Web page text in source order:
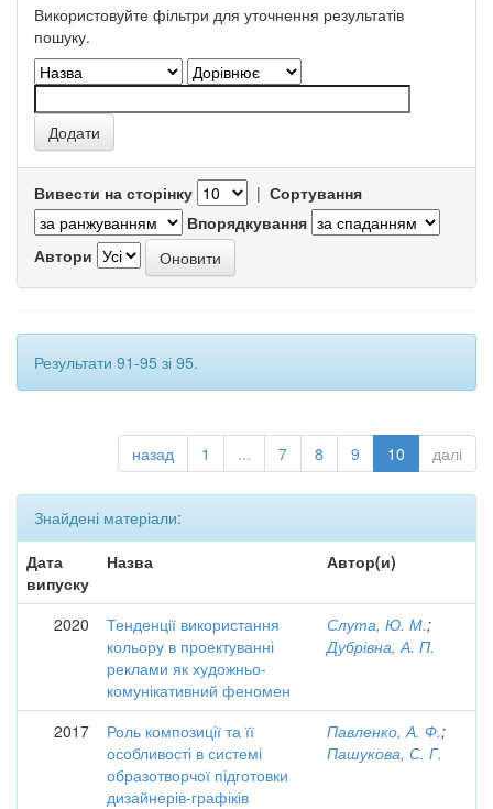
Використовуйте фільтри для уточнення результатів
пошуку.
Вивести на сторінку | Сортування
Впорядкування
Автори
Результати 91-95 зі 95.
назад 1 ... 7 8 9 10 далі
Знайдені матеріали:
Дата
випуску
Назва Автор(и)
2020
Тенденції використання
кольору в проектуванні
реклами як художньо-
комунікативний феномен
Слута, Ю. М.;
Дубрівна, А. П.
2017
Роль композиції та її
особливості в системі
образотворчої підготовки
дизайнерів-графіків
Павленко, А. Ф.;
Пашукова, С. Г.